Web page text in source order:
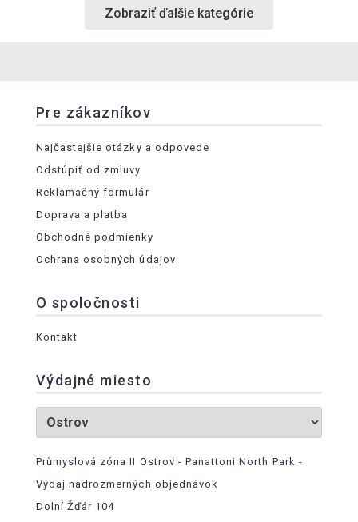
Zobraziť ďalšie kategórie
Pre zákazníkov
Najčastejšie otázky a odpovede
Odstúpiť od zmluvy
Reklamačný formulár
Doprava a platba
Obchodné podmienky
Ochrana osobných údajov
O spoločnosti
Kontakt
Výdajné miesto
Průmyslová zóna II Ostrov - Panattoni North Park -
Výdaj nadrozmerných objednávok
Dolní Žďár 104